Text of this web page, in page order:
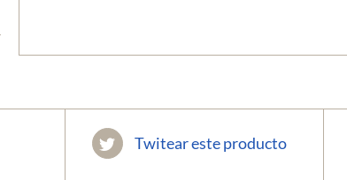
Twitear este producto